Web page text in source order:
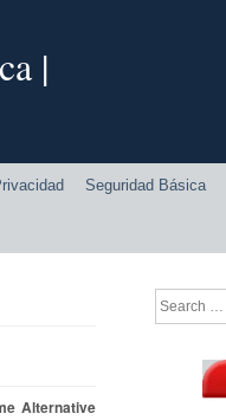
|
Seguridad Básica
Alternative